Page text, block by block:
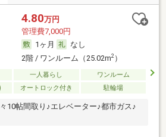
4.80万円
管理費7,000円
1ヶ月
なし
2階 / ワンルーム（25.02m2）
一人暮らし
ワンルーム
オートロック付き 駐輪場
10帖間取り♪エレベーター♪都市ガス♪